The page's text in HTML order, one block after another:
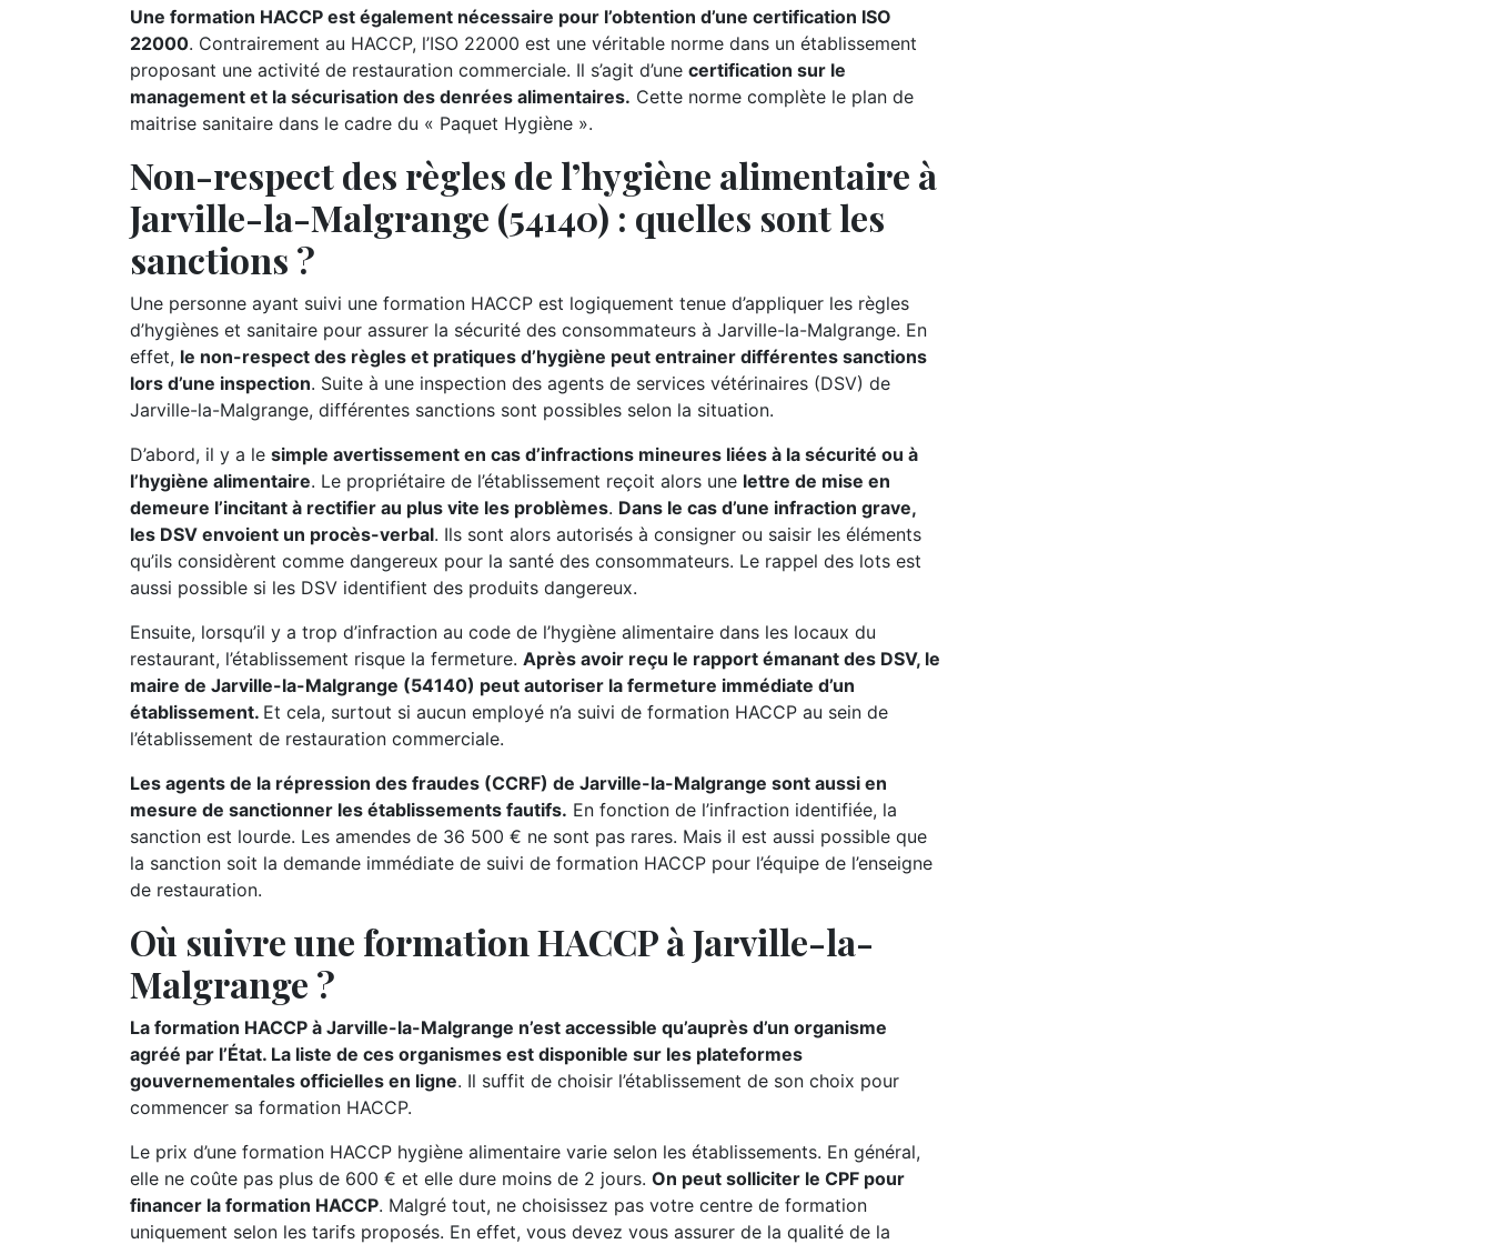
Une formation HACCP est également nécessaire pour l’obtention d’une certification ISO
22000. Contrairement au HACCP, l’ISO 22000 est une véritable norme dans un établissement
proposant une activité de restauration commerciale. Il s’agit d’une certification sur le
management et la sécurisation des denrées alimentaires. Cette norme complète le plan de
maitrise sanitaire dans le cadre du « Paquet Hygiène ».
Non-respect des règles de l’hygiène alimentaire à
Jarville-la-Malgrange (54140) : quelles sont les
sanctions ?
Une personne ayant suivi une formation HACCP est logiquement tenue d’appliquer les règles
d’hygiènes et sanitaire pour assurer la sécurité des consommateurs à Jarville-la-Malgrange. En
effet, le non-respect des règles et pratiques d’hygiène peut entrainer différentes sanctions
lors d’une inspection. Suite à une inspection des agents de services vétérinaires (DSV) de
Jarville-la-Malgrange, différentes sanctions sont possibles selon la situation.
D’abord, il y a le simple avertissement en cas d’infractions mineures liées à la sécurité ou à
l’hygiène alimentaire. Le propriétaire de l’établissement reçoit alors une lettre de mise en
demeure l’incitant à rectifier au plus vite les problèmes. Dans le cas d’une infraction grave,
les DSV envoient un procès-verbal. Ils sont alors autorisés à consigner ou saisir les éléments
qu’ils considèrent comme dangereux pour la santé des consommateurs. Le rappel des lots est
aussi possible si les DSV identifient des produits dangereux.
Ensuite, lorsqu’il y a trop d’infraction au code de l’hygiène alimentaire dans les locaux du
restaurant, l’établissement risque la fermeture. Après avoir reçu le rapport émanant des DSV, le
maire de Jarville-la-Malgrange (54140) peut autoriser la fermeture immédiate d’un
établissement. Et cela, surtout si aucun employé n’a suivi de formation HACCP au sein de
l’établissement de restauration commerciale.
Les agents de la répression des fraudes (CCRF) de Jarville-la-Malgrange sont aussi en
mesure de sanctionner les établissements fautifs. En fonction de l’infraction identifiée, la
sanction est lourde. Les amendes de 36 500 € ne sont pas rares. Mais il est aussi possible que
la sanction soit la demande immédiate de suivi de formation HACCP pour l’équipe de l’enseigne
de restauration.
Où suivre une formation HACCP à Jarville-la-
Malgrange ?
La formation HACCP à Jarville-la-Malgrange n’est accessible qu’auprès d’un organisme
agréé par l’État. La liste de ces organismes est disponible sur les plateformes
gouvernementales officielles en ligne. Il suffit de choisir l’établissement de son choix pour
commencer sa formation HACCP.
Le prix d’une formation HACCP hygiène alimentaire varie selon les établissements. En général,
elle ne coûte pas plus de 600 € et elle dure moins de 2 jours. On peut solliciter le CPF pour
financer la formation HACCP. Malgré tout, ne choisissez pas votre centre de formation
uniquement selon les tarifs proposés. En effet, vous devez vous assurer de la qualité de la